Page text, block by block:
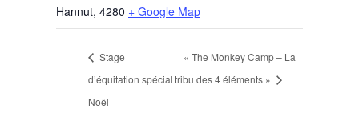
Hannut, 4280 + Google Map
Stage
d’équitation spécial
Noël
« The Monkey Camp – La
tribu des 4 éléments »